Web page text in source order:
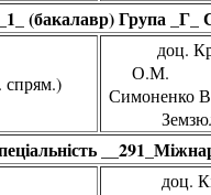
(бакалавр) Група _Г_
спрям.)
доц.
О.М.
доц.